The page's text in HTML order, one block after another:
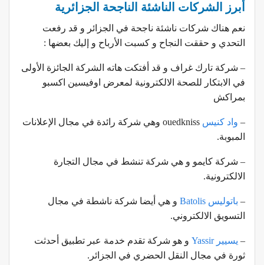
أبرز الشركات الناشئة الناجحة الجزائرية
نعم هناك شركات ناشئة ناجحة في الجزائر و قد رفعت
التحدي و حققت النجاح و كسبت الأرباح و إليك بعضها :
– شركة تارك غراف و قد أفتكت هاته الشركة الجائزة الأولى
في الابتكار للصحة الالكترونية لمعرض اوفيسين اكسبو
بمراكش
– واد كنيس
ouedkniss وهي شركة رائدة في مجال الإعلانات
المبوبة.
– شركة كايمو و هي شركة تنشط في مجال التجارة
الالكترونية.
– باتوليس Batolis
و هي أيضا شركة ناشطة في مجال
التسويق الالكتروني.
– يسيير Yassir
و هو شركة تقدم خدمة عبر تطبيق أحدثت
ثورة في مجال النقل الحضري في الجزائر.